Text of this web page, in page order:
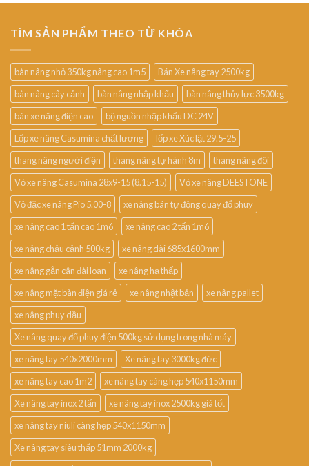
TÌM SẢN PHẨM THEO TỪ KHÓA
bàn nâng nhỏ 350kg nâng cao 1m5
Bán Xe nâng tay 2500kg
bàn nâng cây cảnh
bàn nâng nhập khẩu
bàn nâng thủy lực 3500kg
bán xe nâng điện cao
bộ nguồn nhập khẩu DC 24V
Lốp xe nâng Casumina chất lượng
lốp xe Xúc lật 29.5-25
thang nâng người điện
thang nâng tự hành 8m
thang nâng đôi
Vỏ xe nâng Casumina 28x9-15 (8.15-15)
Vỏ xe nâng DEESTONE
Vỏ đặc xe nâng Pio 5.00-8
xe nâng bán tự động quay đổ phuy
xe nâng cao 1 tấn cao 1m6
xe nâng cao 2 tấn 1m6
xe nâng chậu cảnh 500kg
xe nâng dài 685x1600mm
xe nâng gắn cân đài loan
xe nâng hạ thấp
xe nâng mặt bàn điện giá rẻ
xe nâng nhật bản
xe nâng pallet
xe nâng phuy dầu
Xe nâng quay đổ phuy điện 500kg sử dụng trong nhà máy
xe nâng tay 540x2000mm
Xe nâng tay 3000kg đức
xe nâng tay cao 1m2
xe nâng tay càng hẹp 540x1150mm
Xe nâng tay inox 2 tấn
xe nâng tay inox 2500kg giá tốt
xe nâng tay niuli càng hẹp 540x1150mm
Xe nâng tay siêu thấp 51mm 2000kg